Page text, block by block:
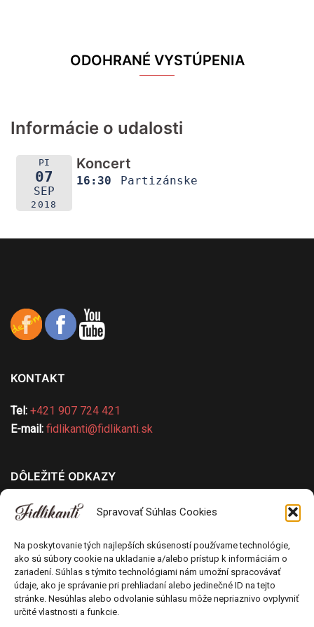
Spravovať Súhlas Cookies
Na poskytovanie tých najlepších skúseností používame technológie,
ako sú súbory cookie na ukladanie a/alebo prístup k informáciám o
zariadení. Súhlas s týmito technológiami nám umožní spracovávať
údaje, ako je správanie pri prehliadaní alebo jedinečné ID na tejto
stránke. Nesúhlas alebo odvolanie súhlasu môže nepriaznivo ovplyvniť
určité vlastnosti a funkcie.
ODOHRANÉ VYSTÚPENIA
Informácie o udalosti
PI
07
SEP
2018
Koncert
16:30 Partizánske
KONTAKT
Tel: +421 907 724 421
E-mail: fidlikanti@fidlikanti.sk
DÔLEŽITÉ ODKAZY
Všeobecné obchodné podmienky
Pravidlá používania cookies
Odstúpenie od kúpnej zmluvy
Poučenie o uplatnení práva spotrebiteľa na
odstúpenie od zmluvy